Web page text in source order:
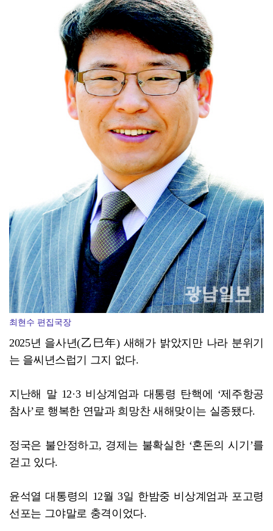
최현수 편집국장
2025년 을사년(乙巳年) 새해가 밝았지만 나라 분위기
는 을씨년스럽기 그지 없다.
지난해 말 12·3 비상계엄과 대통령 탄핵에 ‘제주항공
참사’로 행복한 연말과 희망찬 새해맞이는 실종됐다.
정국은 불안정하고, 경제는 불확실한 ‘혼돈의 시기’를
걷고 있다.
윤석열 대통령의 12월 3일 한밤중 비상계엄과 포고령
선포는 그야말로 충격이었다.